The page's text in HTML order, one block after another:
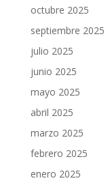
octubre 2025
septiembre 2025
julio 2025
junio 2025
mayo 2025
abril 2025
marzo 2025
febrero 2025
enero 2025